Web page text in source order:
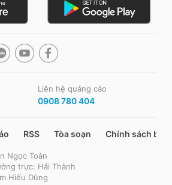
Liên hệ quảng cáo
0908 780 404
RSS Tòa soạn Chính sách bảo
Ngọc Toàn
trực: Hải Thành
Hiếu Dũng